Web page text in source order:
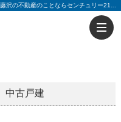
中古戸建